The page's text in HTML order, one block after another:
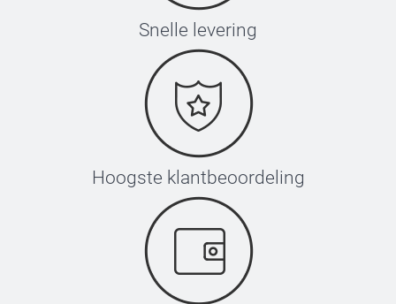
Snelle levering
Hoogste klantbeoordeling